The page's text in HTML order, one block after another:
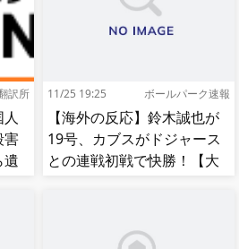
訳所
害
遺
11/25 19:25 ボールパーク速報
【海外の反応】鈴木誠也が
19号、カブスがドジャース
との連戦初戦で快勝！【大